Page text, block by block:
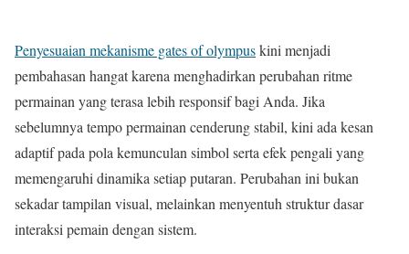
Penyesuaian mekanisme gates of olympuskini menjadi
pembahasan hangat karena menghadirkan perubahan ritme
permainan yang terasa lebih responsif bagi Anda. Jika
sebelumnya tempo permainan cenderung stabil, kini ada kesan
adaptif pada pola kemunculan simbol serta efek pengali yang
memengaruhi dinamika setiap putaran. Perubahan ini bukan
sekadar tampilan visual, melainkan menyentuh struktur dasar
interaksi pemain dengan sistem.